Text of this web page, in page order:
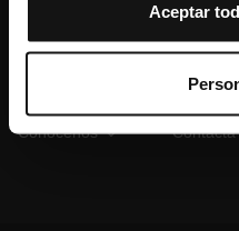
tipología de cookies
instalen o no las cookies
Una vez que hayas
hacer clic en “Seleccionar
previamente. Te
de personalización,
opciones de navegación
Aceptar
Conócenos Contacta